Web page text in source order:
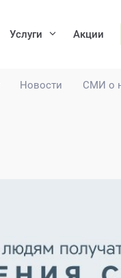
Новости СМИ о
Услуги Акции